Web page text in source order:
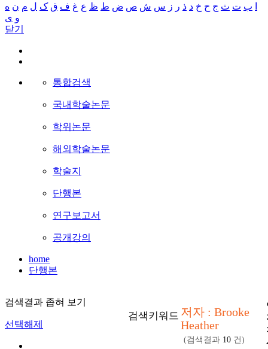
ب ت ث ج ح خ د ذ ر ز س ش ص ض ط ظ ع غ ف ق ک ل م ن ه
و ی
닫기
통합검색
국내학술논문
학위논문
해외학술논문
학술지
단행본
연구보고서
공개강의
home
단행본
검색결과 좁혀 보기
선택해제
검색키워드 저자 : Brooke
Heather
(검색결과 10 건)